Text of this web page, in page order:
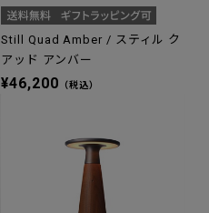
Still Quad Amber / スティル ク
アッド アンバー
¥46,200 （税込）